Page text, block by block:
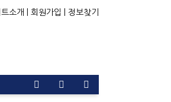
소개 | 회원가입 | 정보찾기
운전면허 문의 광고